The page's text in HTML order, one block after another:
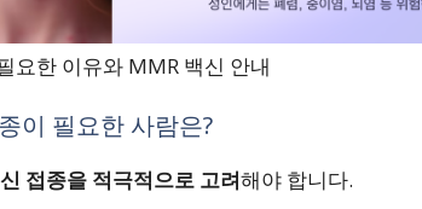
요한 이유와 MMR 백신 안내
이 필요한 사람은?
접종을 적극적으로 고려해야 합니다.